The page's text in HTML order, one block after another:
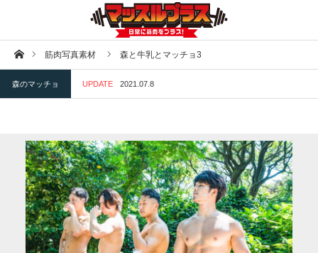
ホーム筋肉写真素材 森と牛乳とマッチョ3
森のマッチョ UPDATE 2021.07.8